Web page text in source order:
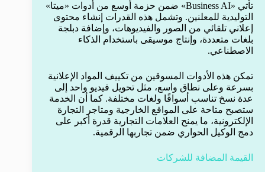
تأتي «Business AI» ضمن حزمة أوسع من أدوات «ميتا»
التوليدية للمعلنين. وتشمل هذه القدرات إنشاء محتوى
إعلاني تلقائي من الصور والفيديوهات، وإضافة دبلجة
بلغات متعددة، وإنتاج موسيقى باستخدام الذكاء
الاصطناعي.
تمكن هذه الأدوات المسوقين من تكييف المواد الإعلانية
بسرعة وعلى نطاق واسع، مثل تحويل فيديو واحد إلى
عدة نسخ تناسب أسواقًا ولغات مختلفة. كما أن الخدمة
ستصبح متاحة على المواقع الخارجية ومتاجر التجارة
الإلكترونية، ما يمنح العلامات التجارية قدرة أكبر على
دمج الوكيل الحواري ضمن تجاربها الرقمية.
القيمة المضافة للشركات